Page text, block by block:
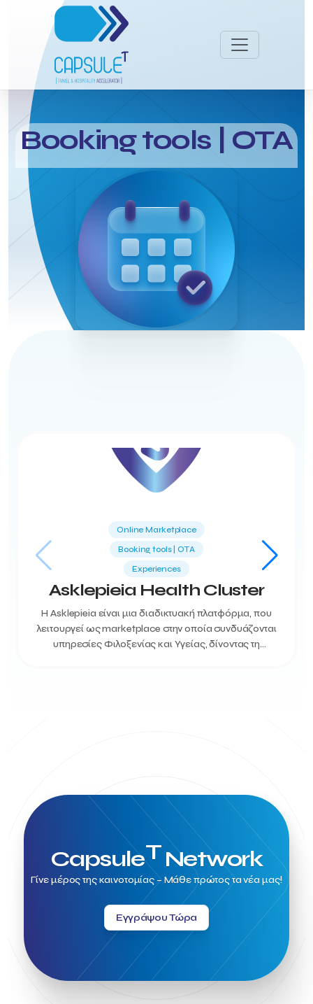
Booking tools | ΟΤΑ
Online Marketplace
Booking tools | ΟΤΑ
Experiences
Asklepieia Health Cluster
Η Asklepieia είναι μια διαδικτυακή πλατφόρμα, που
λειτουργεί ως marketplace στην οποία συνδυάζονται
υπηρεσίες Φιλοξενίας και Υγείας, δίνοντας τη
CapsuleTNetwork
Γίνε μέρος της καινοτομίας – Μάθε πρώτος τα νέα μας!
Εγγράψου Τώρα